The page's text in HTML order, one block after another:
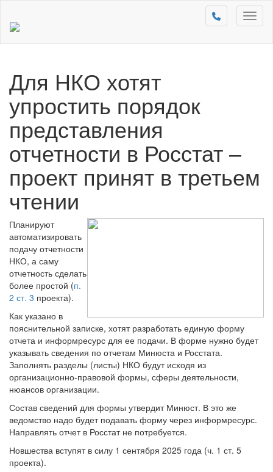
Для НКО хотят
упростить порядок
представления
отчетности в Росстат –
проект принят в третьем
чтении
Планируют
автоматизировать
подачу отчетности
НКО, а саму
отчетность сделать
более простой (п.
2 ст. 3 проекта).
Как указано в
пояснительной записке, хотят разработать единую форму
отчета и информресурс для ее подачи. В форме нужно будет
указывать сведения по отчетам Минюста и Росстата.
Заполнять разделы (листы) НКО будут исходя из
организационно-правовой формы, сферы деятельности,
нюансов организации.
Состав сведений для формы утвердит Минюст. В это же
ведомство надо будет подавать форму через информресурс.
Направлять отчет в Росстат не потребуется.
Новшества вступят в силу 1 сентября 2025 года (ч. 1 ст. 5
проекта).